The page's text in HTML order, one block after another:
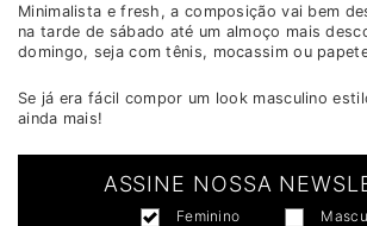
Minimalista e fresh, a composição vai bem
na tarde de sábado até um almoço mais
domingo, seja com tênis, mocassim ou
Se já era fácil compor um look masculino
ainda mais!
ASSINE NOSSA
Feminino